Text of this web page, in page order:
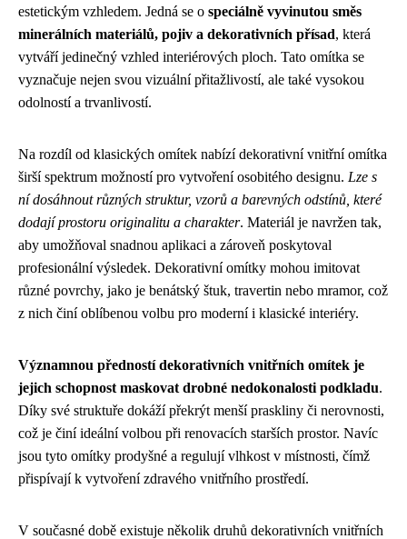
estetickým vzhledem. Jedná se o speciálně vyvinutou směs
minerálních materiálů, pojiv a dekorativních přísad, která
vytváří jedinečný vzhled interiérových ploch. Tato omítka se
vyznačuje nejen svou vizuální přitažlivostí, ale také vysokou
odolností a trvanlivostí.
Na rozdíl od klasických omítek nabízí dekorativní vnitřní omítka
širší spektrum možností pro vytvoření osobitého designu. Lze s
ní dosáhnout různých struktur, vzorů a barevných odstínů, které
dodají prostoru originalitu a charakter. Materiál je navržen tak,
aby umožňoval snadnou aplikaci a zároveň poskytoval
profesionální výsledek. Dekorativní omítky mohou imitovat
různé povrchy, jako je benátský štuk, travertin nebo mramor, což
z nich činí oblíbenou volbu pro moderní i klasické interiéry.
Významnou předností dekorativních vnitřních omítek je
jejich schopnost maskovat drobné nedokonalosti podkladu.
Díky své struktuře dokáží překrýt menší praskliny či nerovnosti,
což je činí ideální volbou při renovacích starších prostor. Navíc
jsou tyto omítky prodyšné a regulují vlhkost v místnosti, čímž
přispívají k vytvoření zdravého vnitřního prostředí.
V současné době existuje několik druhů dekorativních vnitřních